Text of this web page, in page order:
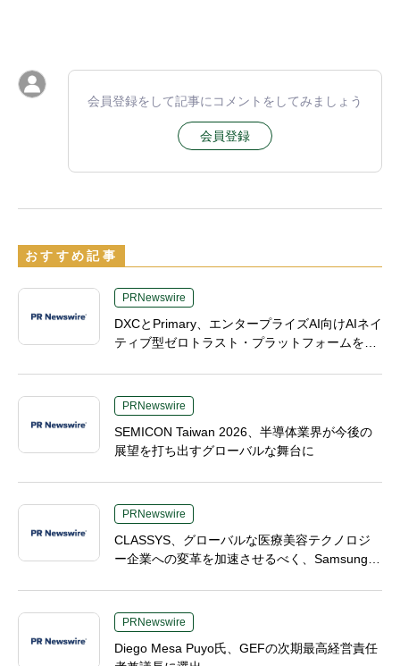
会員登録をして記事にコメントをしてみましょう
会員登録
おすすめ記事
PRNewswire
DXCとPrimary、エンタープライズAI向けAIネイ
ティブ型ゼロトラスト・プラットフォームを提
PRNewswire
SEMICON Taiwan 2026、半導体業界が今後の
展望を打ち出すグローバルな舞台に
PRNewswire
CLASSYS、グローバルな医療美容テクノロジ
ー企業への変革を加速させるべく、Samsung El
PRNewswire
Diego Mesa Puyo氏、GEFの次期最高経営責任